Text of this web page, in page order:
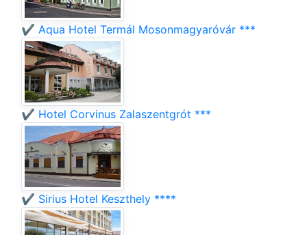
✔️ Aqua Hotel Termál Mosonmagyaróvár ***
✔️ Hotel Corvinus Zalaszentgrót ***
✔️ Sirius Hotel Keszthely ****